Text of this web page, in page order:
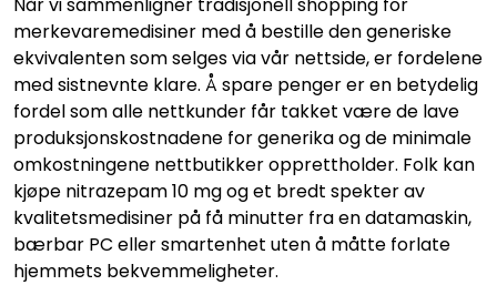
merkevaremedisiner med å bestille den generiske
ekvivalenten som selges via vår nettside, er fordelene
med sistnevnte klare. Å spare penger er en betydelig
fordel som alle nettkunder får takket være de lave
produksjonskostnadene for generika og de minimale
omkostningene nettbutikker opprettholder. Folk kan
kjøpe nitrazepam 10 mg og et bredt spekter av
kvalitetsmedisiner på få minutter fra en datamaskin,
bærbar PC eller smartenhet uten å måtte forlate
hjemmets bekvemmeligheter.